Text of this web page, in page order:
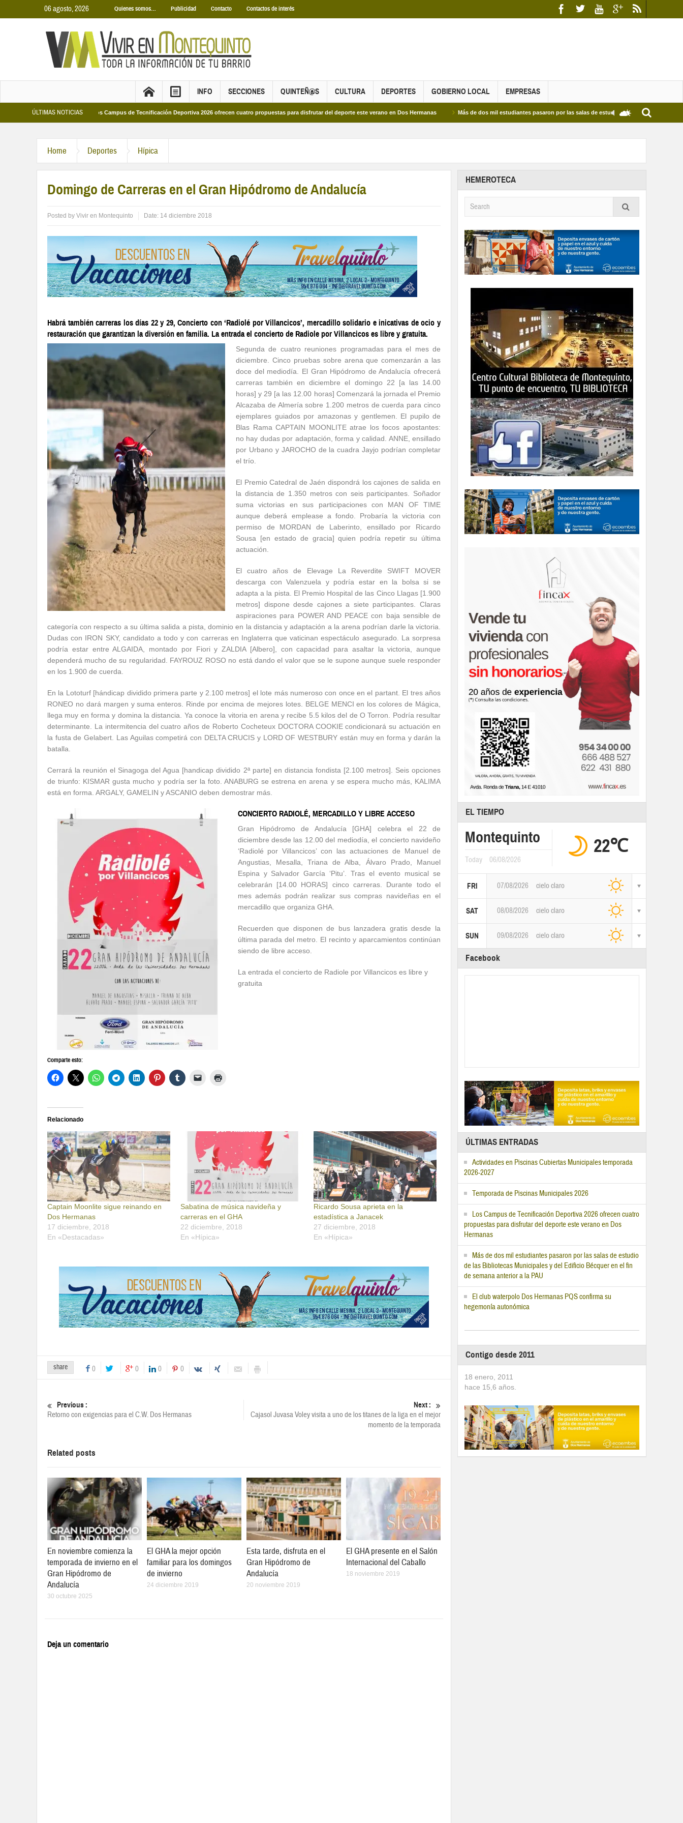
06 agosto, 2026 Quienes somos… Publicidad Contacto Contactos de interés
INFO SECCIONES QUINTEÑ@S CULTURA DEPORTES GOBIERNO LOCAL EMPRESAS
ÚLTIMAS NOTICIAS
2026 Los Campus de Tecnificación Deportiva 2026 ofrecen cuatro propuestas para disfrutar del deporte este verano en Dos Hermanas Más de dos mil estudiantes pasaron por las salas de estudio de las Bibliotecas Municipales y
Home Deportes Hípica
Domingo de Carreras en el Gran Hipódromo de Andalucía
Posted by Vivir en Montequinto Date: 14 diciembre 2018
Habrá también carreras los días 22 y 29, Concierto con ‘Radiolé por Villancicos’, mercadillo solidario e inicativas de ocio y
restauración que garantizan la diversión en familia. La entrada el concierto de Radiole por Villancicos es libre y gratuita.
Segunda de cuatro reuniones programadas para el mes de
diciembre. Cinco pruebas sobre arena que comenzarán a las
doce del mediodía. El Gran Hipódromo de Andalucía ofrecerá
carreras también en diciembre el domingo 22 [a las 14.00
horas] y 29 [a las 12.00 horas] Comenzará la jornada el Premio
Alcazaba de Almería sobre 1.200 metros de cuerda para cinco
ejemplares guiados por amazonas y gentlemen. El pupilo de
Blas Rama CAPTAIN MOONLITE atrae los focos apostantes:
no hay dudas por adaptación, forma y calidad. ANNE, ensillado
por Urbano y JAROCHO de la cuadra Jayjo podrían completar
el trío.
El Premio Catedral de Jaén dispondrá los cajones de salida en
la distancia de 1.350 metros con seis participantes. Soñador
suma victorias en sus participaciones con MAN OF TIME
aunque deberá emplease a fondo. Probaría la victoria con
permiso de MORDAN de Laberinto, ensillado por Ricardo
Sousa [en estado de gracia] quien podría repetir su última
actuación.
El cuatro años de Elevage La Reverdite SWIFT MOVER
descarga con Valenzuela y podría estar en la bolsa si se
adapta a la pista. El Premio Hospital de las Cinco Llagas [1.900
metros] dispone desde cajones a siete participantes. Claras
aspiraciones para POWER AND PEACE con baja sensible de
categoría con respecto a su última salida a pista, dominio en la distancia y adaptación a la arena podrían darle la victoria.
Dudas con IRON SKY, candidato a todo y con carreras en Inglaterra que vaticinan espectáculo asegurado. La sorpresa
podría estar entre ALGAIDA, montado por Fiori y ZALDIA [Albero], con capacidad para asaltar la victoria, aunque
dependerá mucho de su regularidad. FAYROUZ ROSO no está dando el valor que se le supone aunque suele responder
en los 1.900 de cuerda.
En la Lototurf [hándicap dividido primera parte y 2.100 metros] el lote más numeroso con once en el partant. El tres años
RONEO no dará margen y suma enteros. Rinde por encima de mejores lotes. BELGE MENCI en los colores de Mágica,
llega muy en forma y domina la distancia. Ya conoce la vitoria en arena y recibe 5.5 kilos del de O Torron. Podría resultar
determinante. La intermitencia del cuatro años de Roberto Cocheteux DOCTORA COOKIE condicionará su actuación en
la fusta de Gelabert. Las Aguilas competirá con DELTA CRUCIS y LORD OF WESTBURY están muy en forma y darán la
batalla.
Cerrará la reunión el Sinagoga del Agua [handicap dividido 2ª parte] en distancia fondista [2.100 metros]. Seis opciones
de triunfo: KISMAR gusta mucho y podría ser la foto. ANABURG se estrena en arena y se espera mucho más, KALIMA
está en forma. ARGALY, GAMELIN y ASCANIO deben demostrar más.
CONCIERTO RADIOLÉ, MERCADILLO Y LIBRE ACCESO
Gran Hipódromo de Andalucía [GHA] celebra el 22 de
diciembre desde las 12.00 del mediodía, el concierto navideño
‘Radiolé por Villancicos’ con las actuaciones de Manuel de
Angustias, Mesalla, Triana de Alba, Álvaro Prado, Manuel
Espina y Salvador García ‘Pitu’. Tras el evento musical se
celebrarán [14.00 HORAS] cinco carreras. Durante todo el
mes además podrán realizar sus compras navideñas en el
mercadillo que organiza GHA.
Recuerden que disponen de bus lanzadera gratis desde la
última parada del metro. El recinto y aparcamientos continúan
siendo de libre acceso.
La entrada el concierto de Radiole por Villancicos es libre y
gratuita
Comparte esto:
Relacionado
Captain Moonlite sigue reinando en
Dos Hermanas
17 diciembre, 2018
En «Destacadas»
Sabatina de música navideña y
carreras en el GHA
22 diciembre, 2018
En «Hípica»
Ricardo Sousa aprieta en la
estadística a Janacek
27 diciembre, 2018
En «Hípica»
share 0 0 0 0
Previous :
Retorno con exigencias para el C.W. Dos Hermanas
Next :
Cajasol Juvasa Voley visita a uno de los titanes de la liga en el mejor
momento de la temporada
Related posts
En noviembre comienza la
temporada de invierno en el
Gran Hipódromo de
Andalucía
30 octubre 2025
El GHA la mejor opción
familiar para los domingos
de invierno
24 diciembre 2019
Esta tarde, disfruta en el
Gran Hipódromo de
Andalucía
20 noviembre 2019
El GHA presente en el Salón
Internacional del Caballo
18 noviembre 2019
Deja un comentario
HEMEROTECA
EL TIEMPO
Montequinto
Today 06/08/2026
22℃
FRI 07/08/2026 cielo claro
SAT 08/08/2026 cielo claro
SUN 09/08/2026 cielo claro
Facebook
ÚLTIMAS ENTRADAS
Actividades en Piscinas Cubiertas Municipales temporada
2026-2027
Temporada de Piscinas Municipales 2026
Los Campus de Tecnificación Deportiva 2026 ofrecen cuatro
propuestas para disfrutar del deporte este verano en Dos
Hermanas
Más de dos mil estudiantes pasaron por las salas de estudio
de las Bibliotecas Municipales y del Edificio Bécquer en el fin
de semana anterior a la PAU
El club waterpolo Dos Hermanas PQS confirma su
hegemonía autonómica
Contigo desde 2011
18 enero, 2011
hace 15,6 años.